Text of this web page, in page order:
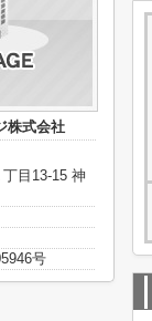
株式会社
目13-15 神
号